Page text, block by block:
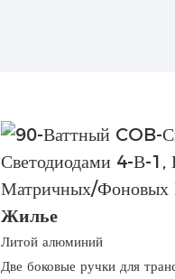
Жилье
Литой алюминий
Две боковые ручки для